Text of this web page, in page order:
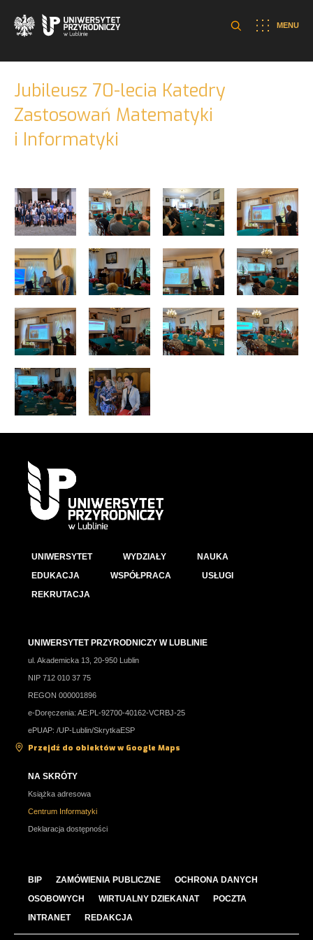
MENU
Jubileusz 70-lecia Katedry
Zastosowań Matematyki
i Informatyki
UNIWERSYTET WYDZIAŁY
NAUKA
EDUKACJA
WSPÓŁPRACA
USŁUGI
REKRUTACJA
UNIWERSYTET PRZYRODNICZY W LUBLINIE
ul. Akademicka 13, 20-950 Lublin
NIP 712 010 37 75
REGON 000001896
e-Doręczenia: AE:PL-92700-40162-VCRBJ-25
ePUAP: /UP-Lublin/SkrytkaESP
Przejdź do obiektów w Google Maps
NA SKRÓTY
Książka adresowa
Centrum Informatyki
Deklaracja dostępności
BIP ZAMÓWIENIA PUBLICZNE
OCHRONA DANYCH
OSOBOWYCH
WIRTUALNY DZIEKANAT
POCZTA
INTRANET
REDAKCJA